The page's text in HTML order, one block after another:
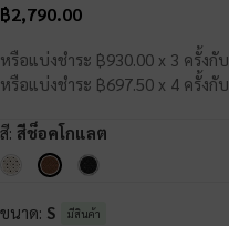
฿2,790.00
หรือแบ่งชำระ ฿930.00 x 3 ครั้งกับ
หรือแบ่งชำระ ฿697.50 x 4 ครั้งกับ
สี: สีช็อคโกแลต
ขนาด: S มีสินค้า